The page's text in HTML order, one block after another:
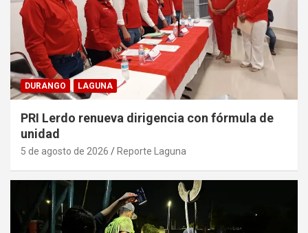
DURANGO LAGUNA
PRI Lerdo renueva dirigencia con fórmula de
unidad
5 de agosto de 2026 Reporte Laguna